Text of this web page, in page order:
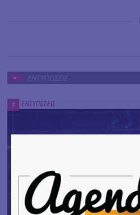
ΕΝΤΥΠΩΣΕΙΣ
# ΕΝΤΥΠΩΣΕΙΣ